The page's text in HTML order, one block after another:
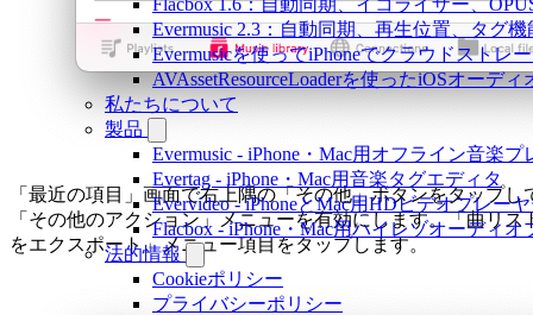
Flacbox 1.6：自動同期、イコライザー、
Evermusic 2.3：自動同期、再生位置、タグ機
Evermusicを使ってiPhoneでクラウドストレ
AVAssetResourceLoaderを使ったiOSオーデ
私たちについて
製品
Evermusic - iPhone・Mac用オフライン音楽プ
Evertag - iPhone・Mac用音楽タグエディタ
Evervideo - iPhoneとMac用HDビデオプレー
Flacbox - iPhone・Mac用ハイレゾオーディオ
法的情報
Cookieポリシー
プライバシーポリシー
「最近の項目」画面で右上隅の「その他」ボタンをタップし
「その他のアクション」メニューを有効にします。「曲リス
をエクスポート」メニュー項目をタップします。